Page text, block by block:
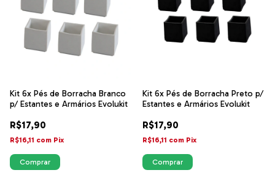
Kit 6x Pés de Borracha Branco
p/ Estantes e Armários Evolukit
R$17,90
R$16,11 com Pix
Kit 6x Pés de Borracha Preto p/
Estantes e Armários Evolukit
R$17,90
R$16,11 com Pix